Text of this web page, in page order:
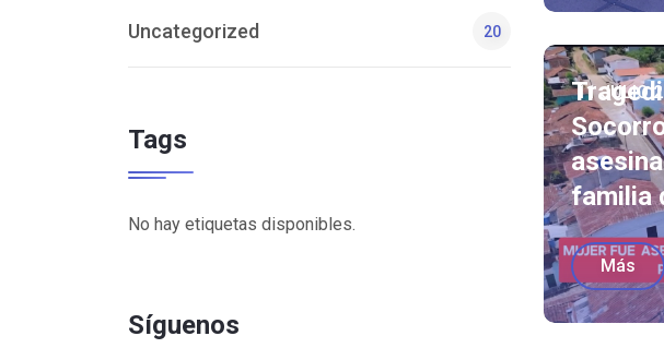
Uncategorized 20
Tags
No hay etiquetas disponibles.
Síguenos
11 JULIO
familia
Más